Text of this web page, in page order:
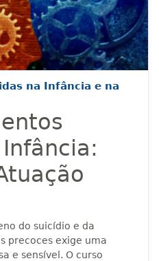
na Infância e na
do suicídio e da
precoces exige uma
e sensível. O curso